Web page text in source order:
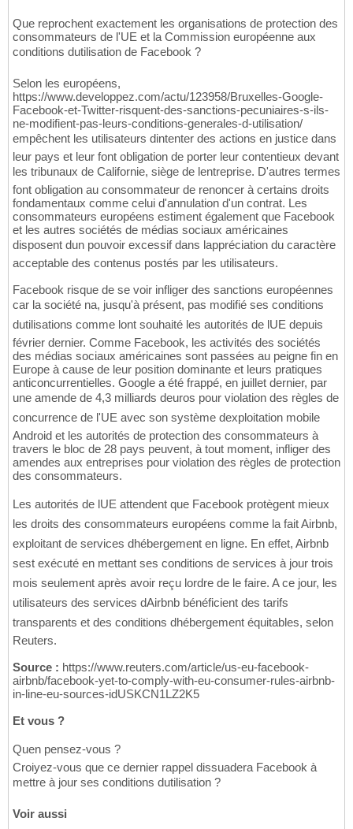
Que reprochent exactement les organisations de protection des
consommateurs de l'UE et la Commission européenne aux
conditions dutilisation de Facebook ?
Selon les européens,
https://www.developpez.com/actu/123958/Bruxelles-Google-
Facebook-et-Twitter-risquent-des-sanctions-pecuniaires-s-ils-
ne-modifient-pas-leurs-conditions-generales-d-utilisation/
empêchent les utilisateurs dintenter des actions en justice dans
leur pays et leur font obligation de porter leur contentieux devant
les tribunaux de Californie, siège de lentreprise. D'autres termes
font obligation au consommateur de renoncer à certains droits
fondamentaux comme celui d'annulation d'un contrat. Les
consommateurs européens estiment également que Facebook
et les autres sociétés de médias sociaux américaines
disposent dun pouvoir excessif dans lappréciation du caractère
acceptable des contenus postés par les utilisateurs.
Facebook risque de se voir infliger des sanctions européennes
car la société na, jusqu'à présent, pas modifié ses conditions
dutilisations comme lont souhaité les autorités de lUE depuis
février dernier. Comme Facebook, les activités des sociétés
des médias sociaux américaines sont passées au peigne fin en
Europe à cause de leur position dominante et leurs pratiques
anticoncurrentielles. Google a été frappé, en juillet dernier, par
une amende de 4,3 milliards deuros pour violation des règles de
concurrence de l'UE avec son système dexploitation mobile
Android et les autorités de protection des consommateurs à
travers le bloc de 28 pays peuvent, à tout moment, infliger des
amendes aux entreprises pour violation des règles de protection
des consommateurs.
Les autorités de lUE attendent que Facebook protègent mieux
les droits des consommateurs européens comme la fait Airbnb,
exploitant de services dhébergement en ligne. En effet, Airbnb
sest exécuté en mettant ses conditions de services à jour trois
mois seulement après avoir reçu lordre de le faire. A ce jour, les
utilisateurs des services dAirbnb bénéficient des tarifs
transparents et des conditions dhébergement équitables, selon
Reuters.
Source : https://www.reuters.com/article/us-eu-facebook-
airbnb/facebook-yet-to-comply-with-eu-consumer-rules-airbnb-
in-line-eu-sources-idUSKCN1LZ2K5
Et vous ?
Quen pensez-vous ?
Croiyez-vous que ce dernier rappel dissuadera Facebook à
mettre à jour ses conditions dutilisation ?
Voir aussi